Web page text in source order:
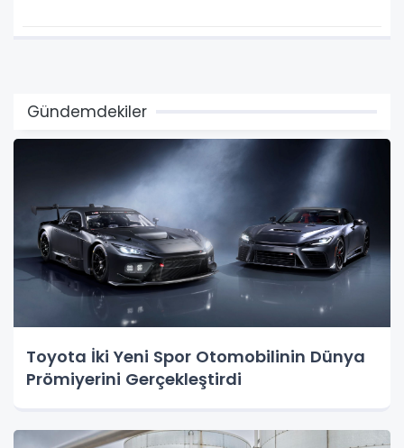
Gündemdekiler
Toyota İki Yeni Spor Otomobilinin Dünya
Prömiyerini Gerçekleştirdi